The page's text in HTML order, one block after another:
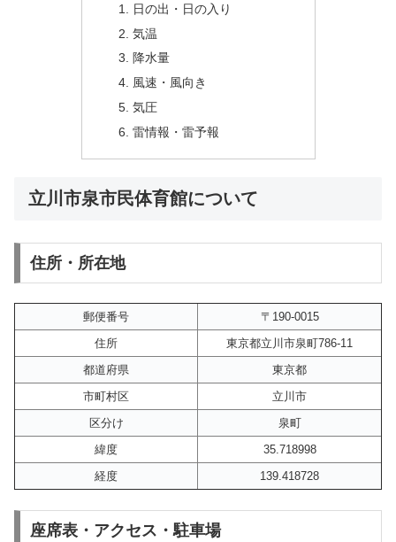
日の出・日の入り
気温
降水量
風速・風向き
気圧
雷情報・雷予報
立川市泉市民体育館について
住所・所在地
郵便番号
〒190-0015
住所
東京都立川市泉町786-11
都道府県
東京都
市町村区
立川市
区分け
泉町
緯度
35.718998
経度
139.418728
座席表・アクセス・駐車場